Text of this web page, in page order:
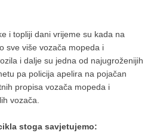
i topliji dani vrijeme su kada na
sve više vozača mopeda i
i dalje su jedna od najugroženijih
pa policija apelira na pojačan
propisa vozača mopeda i
vozača.
stoga savjetujemo: